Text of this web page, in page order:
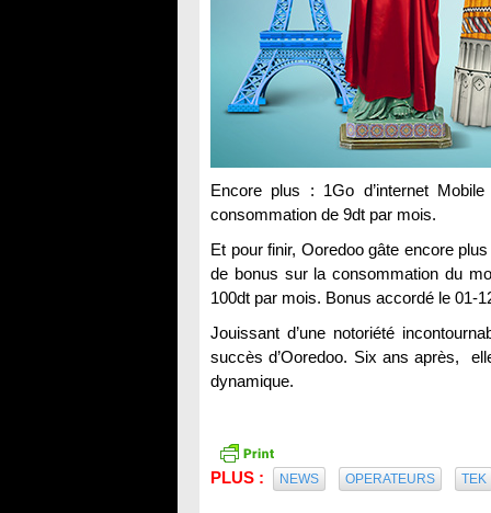
Encore plus : 1Go d’internet
consommation de 9dt par mois.
Et pour finir, Ooredoo gâte encore
de bonus sur la consommation du
100dt par mois. Bonus accordé le 01-
Jouissant d’une notoriété
succès d’Ooredoo. Six ans après,
dynamique.
PLUS : NEWS OPERATEURS TEK